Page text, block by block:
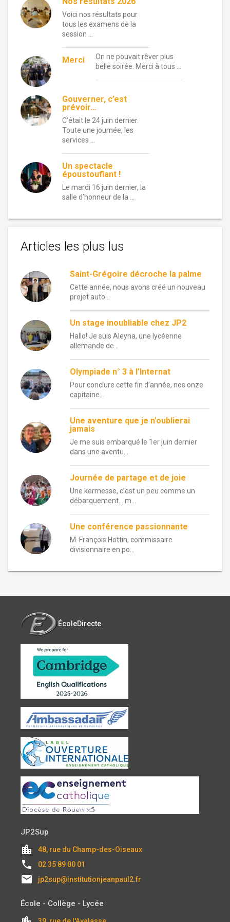
Voici nos résultats pour
tous les examens de la
session …
Merci
On ne pouvait rêver plus
belle soirée. Merci à tous …
Gouverner, c’est
prévoir…
C’était le 24 juin dernier.
Toute une journée, les
services …
Un spectacle
époustouflant !
Le mardi 16 juin dernier, la
salle d’honneur de la …
Articles les plus lus
Saint-Grégoire décroche la palme
Cette année, nous avons créé un nouveau
projet auto...
Un stage inoubliable chez JP2
Hallo! Je suis Aleyna, une lycéenne
allemande de...
Olympiade n° 3 à l’Internat
Pour conclure cette fin d’année, nos onze
capitaine...
Une aventure que je n’oublierai
jamais
Je me suis embarqué le 1er juin dernier
dans une aventu...
Journée de partage et de joie
Une kermesse, c’est un peu comme un
débarquement… m...
Une conférence passionnante
M. François Hottin, commissaire
divisionnaire en po...
ÉcoleDirecte
JP2Sup
location_city 48, rue du Champ-des-Oiseaux
local_phone 02 35 89 00 01
email jp2sup@institutionjeanpaul2.fr
École - Collège - Lycée